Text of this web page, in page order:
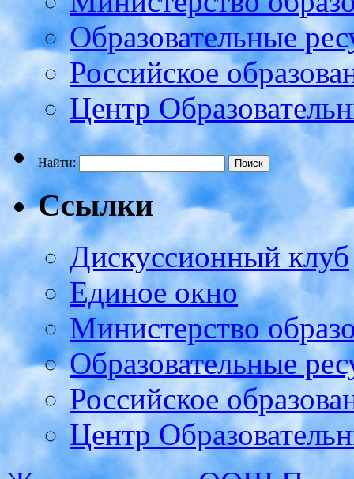
Образовательные
Российское
Центр
Найти:
Ссылки
Дискуссионный клуб
Единое окно
Министерство
Образовательные
Российское
Центр